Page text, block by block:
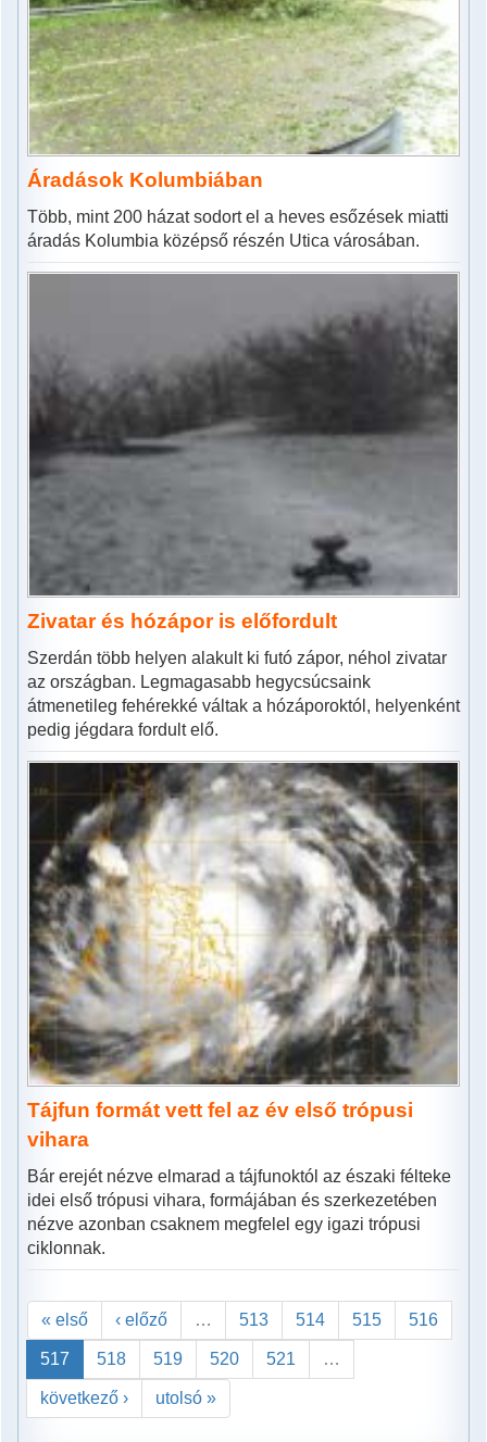
Áradások Kolumbiában
Több, mint 200 házat sodort el a heves esőzések miatti
áradás Kolumbia középső részén Utica városában.
Zivatar és hózápor is előfordult
Szerdán több helyen alakult ki futó zápor, néhol zivatar
az országban. Legmagasabb hegycsúcsaink
átmenetileg fehérekké váltak a hózáporoktól, helyenként
pedig jégdara fordult elő.
Tájfun formát vett fel az év első trópusi
vihara
Bár erejét nézve elmarad a tájfunoktól az északi félteke
idei első trópusi vihara, formájában és szerkezetében
nézve azonban csaknem megfelel egy igazi trópusi
ciklonnak.
« első ‹ előző … 513 514 515 516
517 518 519 520 521 …
következő › utolsó »